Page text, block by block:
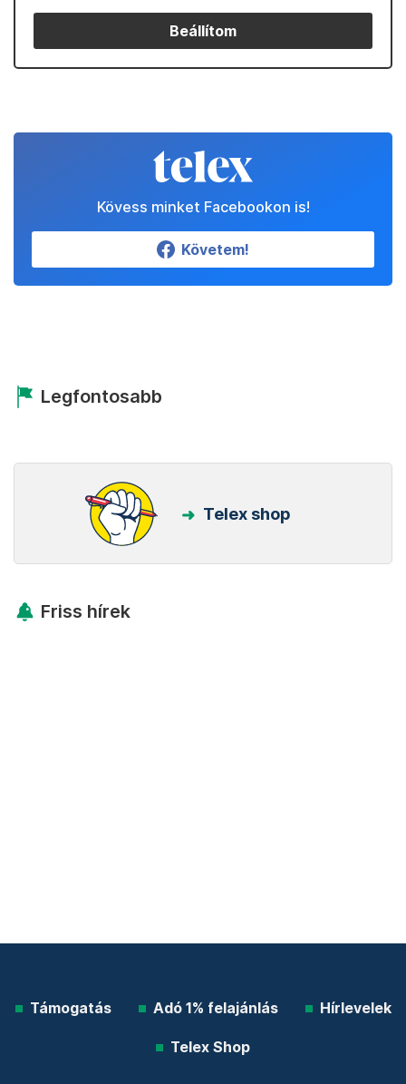
Beállítom
Kövess minket Facebookon is!
Követem!
Legfontosabb
Telex shop
Friss hírek
Támogatás Adó 1% felajánlás Hírlevelek
Telex Shop